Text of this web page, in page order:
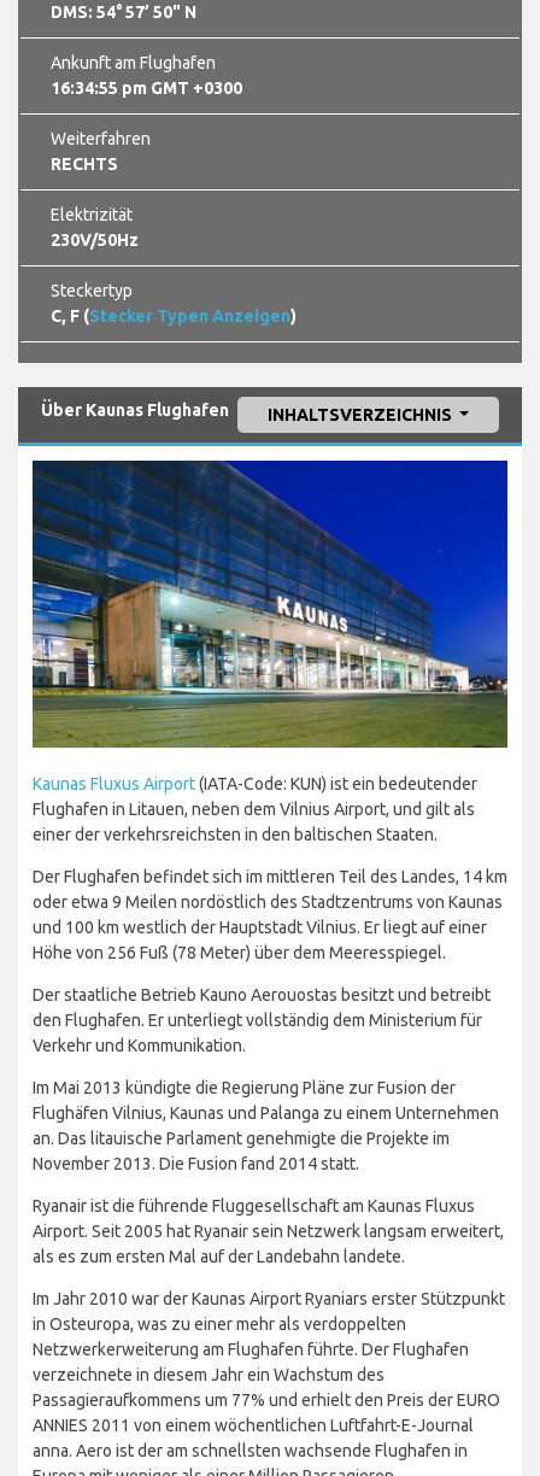
DMS: 54° 57’ 50" N
Ankunft am Flughafen
16:34:56 pm GMT +0300
Weiterfahren
RECHTS
Elektrizität
230V/50Hz
Steckertyp
C, F (Stecker Typen Anzeigen)
Über Kaunas Flughafen INHALTSVERZEICHNIS
Kaunas Fluxus Airport(IATA-Code: KUN) ist ein bedeutender
Flughafen in Litauen, neben dem Vilnius Airport, und gilt als
einer der verkehrsreichsten in den baltischen Staaten.
Der Flughafen befindet sich im mittleren Teil des Landes, 14 km
oder etwa 9 Meilen nordöstlich des Stadtzentrums von Kaunas
und 100 km westlich der Hauptstadt Vilnius. Er liegt auf einer
Höhe von 256 Fuß (78 Meter) über dem Meeresspiegel.
Der staatliche Betrieb Kauno Aerouostas besitzt und betreibt
den Flughafen. Er unterliegt vollständig dem Ministerium für
Verkehr und Kommunikation.
Im Mai 2013 kündigte die Regierung Pläne zur Fusion der
Flughäfen Vilnius, Kaunas und Palanga zu einem Unternehmen
an. Das litauische Parlament genehmigte die Projekte im
November 2013. Die Fusion fand 2014 statt.
Ryanair ist die führende Fluggesellschaft am Kaunas Fluxus
Airport. Seit 2005 hat Ryanair sein Netzwerk langsam erweitert,
als es zum ersten Mal auf der Landebahn landete.
Im Jahr 2010 war der Kaunas Airport Ryaniars erster Stützpunkt
in Osteuropa, was zu einer mehr als verdoppelten
Netzwerkerweiterung am Flughafen führte. Der Flughafen
verzeichnete in diesem Jahr ein Wachstum des
Passagieraufkommens um 77% und erhielt den Preis der EURO
ANNIES 2011 von einem wöchentlichen Luftfahrt-E-Journal
anna. Aero ist der am schnellsten wachsende Flughafen in